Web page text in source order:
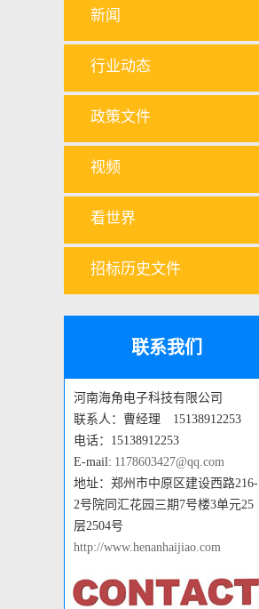
新闻
行业动态
政策文件
视频
看世界
招标历史文件
联系我们
河南海角电子科技有限公司
联系人：曹经理 15138912253
电话：15138912253
E-mail: 1178603427@qq.com
地址：郑州市中原区建设西路216-
2号院同汇花园三期7号楼3单元25
层2504号
http://www.henanhaijiao.com